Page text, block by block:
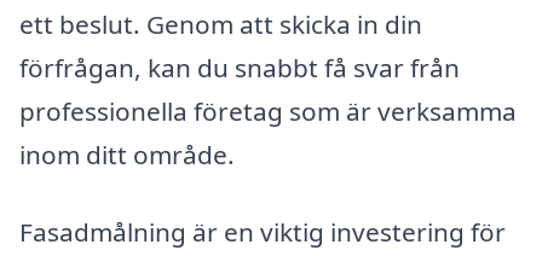
ett beslut. Genom att skicka in din
förfrågan, kan du snabbt få svar från
professionella företag som är verksamma
inom ditt område.
Fasadmålning är en viktig investering för